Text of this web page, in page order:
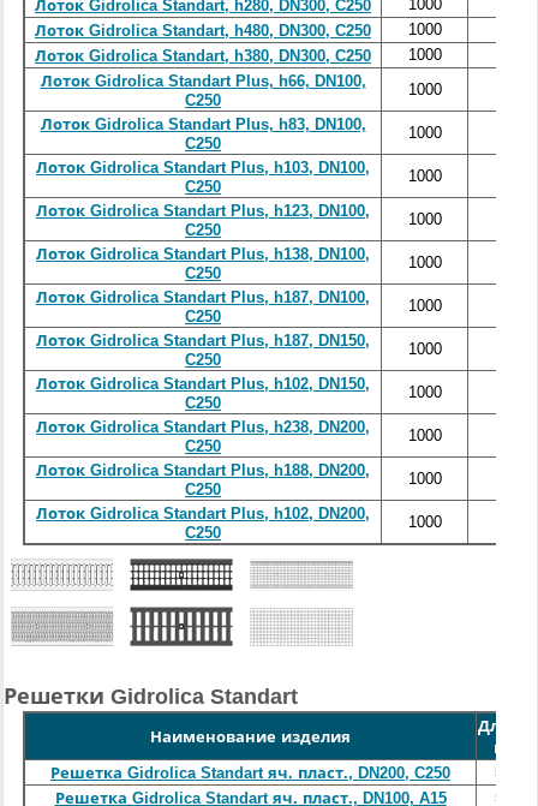
Лоток Gidrolica Standart, h280, DN300, C250
1000
Лоток Gidrolica Standart, h480, DN300, C250
1000
Лоток Gidrolica Standart, h380, DN300, C250
1000
Лоток Gidrolica Standart Plus, h66, DN100,
C250
1000
Лоток Gidrolica Standart Plus, h83, DN100,
C250
1000
Лоток Gidrolica Standart Plus, h103, DN100,
C250
1000
Лоток Gidrolica Standart Plus, h123, DN100,
C250
1000
Лоток Gidrolica Standart Plus, h138, DN100,
C250
1000
Лоток Gidrolica Standart Plus, h187, DN100,
C250
1000
Лоток Gidrolica Standart Plus, h187, DN150,
C250
1000
Лоток Gidrolica Standart Plus, h102, DN150,
C250
1000
Лоток Gidrolica Standart Plus, h238, DN200,
C250
1000
Лоток Gidrolica Standart Plus, h188, DN200,
C250
1000
Лоток Gidrolica Standart Plus, h102, DN200,
C250
1000
Решетки Gidrolica Standart
Наименование изделия
Длина,
мм
Решетка Gidrolica Standart яч. пласт., DN200, C250
500
Решетка Gidrolica Standart яч. пласт., DN100, A15
500